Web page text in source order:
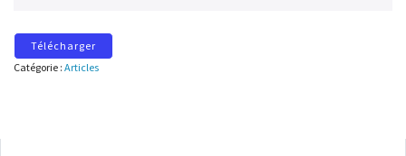
Télécharger
Catégorie : Articles